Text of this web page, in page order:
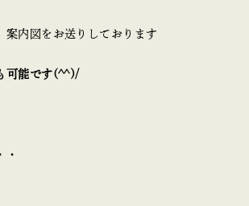
案内図をお送りしております
可能です(^^)/
・